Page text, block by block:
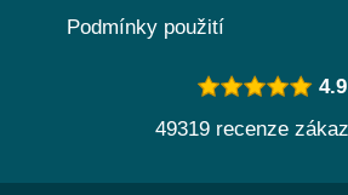
Podmínky použití
4.9
49319 recenze